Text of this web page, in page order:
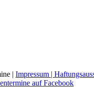
| Impressum |
auf Facebook